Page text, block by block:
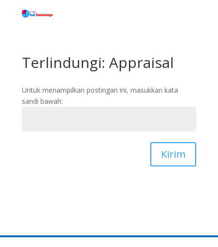
Terlindungi: Appraisal
Untuk menampilkan postingan ini, masukkan kata
sandi bawah:
Kirim